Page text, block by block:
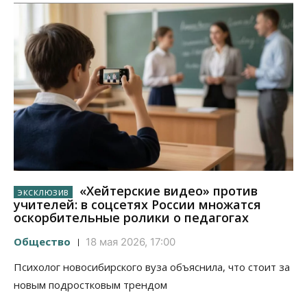
«Хейтерские видео» против
учителей: в соцсетях России множатся
оскорбительные ролики о педагогах
Общество 18 мая 2026, 17:00
Психолог новосибирского вуза объяснила, что стоит за
новым подростковым трендом